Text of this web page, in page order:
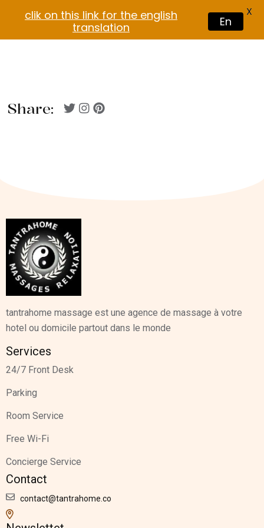
Share:
tantrahome massage est une agence de massage à votre
hotel ou domicile partout dans le monde
Services
24/7 Front Desk
Parking
Room Service
Free Wi-Fi
Concierge Service
Contact
contact@tantrahome.co
clik on this link for the english
translation
En
X